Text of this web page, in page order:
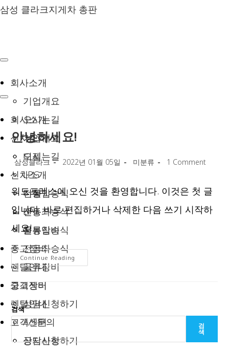
Skip
삼성 클라크지게차 총판
회사소개
기업개요
오시는길
신차소개
디젤
LPG
전동입승식
전동좌승식
물류장비
중고장비
렌탈안내
고객센터
상담신청하기
A/S문의
공지사항
회사소개
기업개요
오시는길
신차소개
디젤
LPG
전동입승식
전동좌승식
물류장비
중고장비
렌탈안내
고객센터
상담신청하기
안녕하세요!
Post
author:
삼성클라크
Post
2022년 01월 05일
Post
미분류
Post
1 Comment
워드프레스에 오신 것을 환영합니다. 이것은 첫 글
입니다. 바로 편집하거나 삭제한 다음 쓰기 시작하
세요!
Continue Reading
녕
검색
검
색